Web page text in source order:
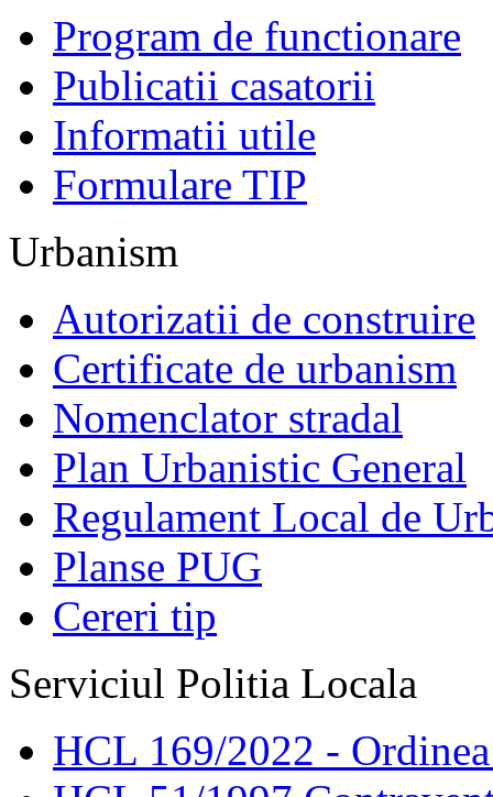
Program de functionare
Publicatii casatorii
Informatii utile
Formulare TIP
Urbanism
Autorizatii de construire
Certificate de urbanism
Nomenclator stradal
Plan Urbanistic General
Regulament Local de
Planse PUG
Cereri tip
Serviciul Politia Locala
HCL 169/2022 -